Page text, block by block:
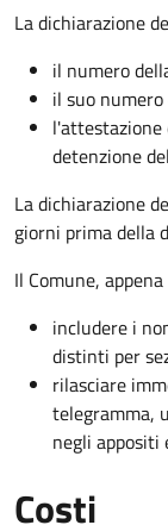
La dichiarazione
il numero
il suo
detenzione
La dichiarazione
giorni prima della
Il Comune,
includere i
distinti per
rilasciare
telegramma,
negli
Costi